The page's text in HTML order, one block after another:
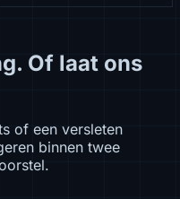
Of laat ons
of een versleten
binnen twee